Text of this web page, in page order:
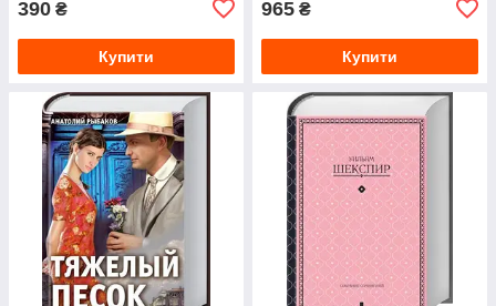
390 ₴
Купити
965 ₴
Купити